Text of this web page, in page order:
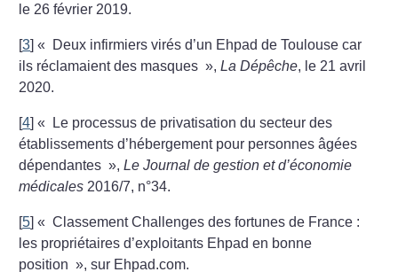
le 26 février 2019.
[3]«
Deux infirmiers virés d’un Ehpad de Toulouse car
ils réclamaient des masques »,La Dépêche, le 21 avril
2020.
[4]«
Le processus de privatisation du secteur des
établissements d’hébergement pour personnes âgées
dépendantes »,Le Journal de gestion et d’économie
médicales 2016/7, n°34.
[5]« Classement Challenges des fortunes de France :
les propriétaires d’exploitants Ehpad en bonne
position », sur Ehpad.com.